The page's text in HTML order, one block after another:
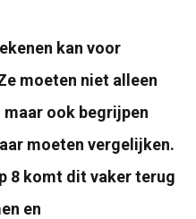
kan voor
moeten niet alleen
ook begrijpen
moeten vergelijken.
8 komt dit vaker terug
en